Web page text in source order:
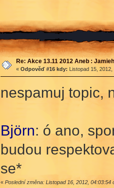
Re: Akce 13.11 2012 Aneb :
« Odpověď #16 kdy: Listopad 15,
nespamuj topic,
Björn: ó ano,
budou
se*
« Poslední změna: Listopad 16, 2012, 04:03:54